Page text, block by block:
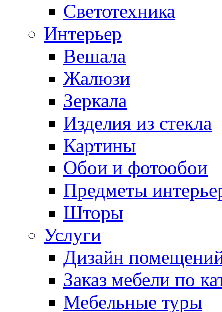
Светотехника
Интерьер
Вешала
Жалюзи
Зеркала
Изделия из стекла
Картины
Обои и фотообои
Предметы
Шторы
Услуги
Дизайн
Заказ мебели по
Мебельные туры